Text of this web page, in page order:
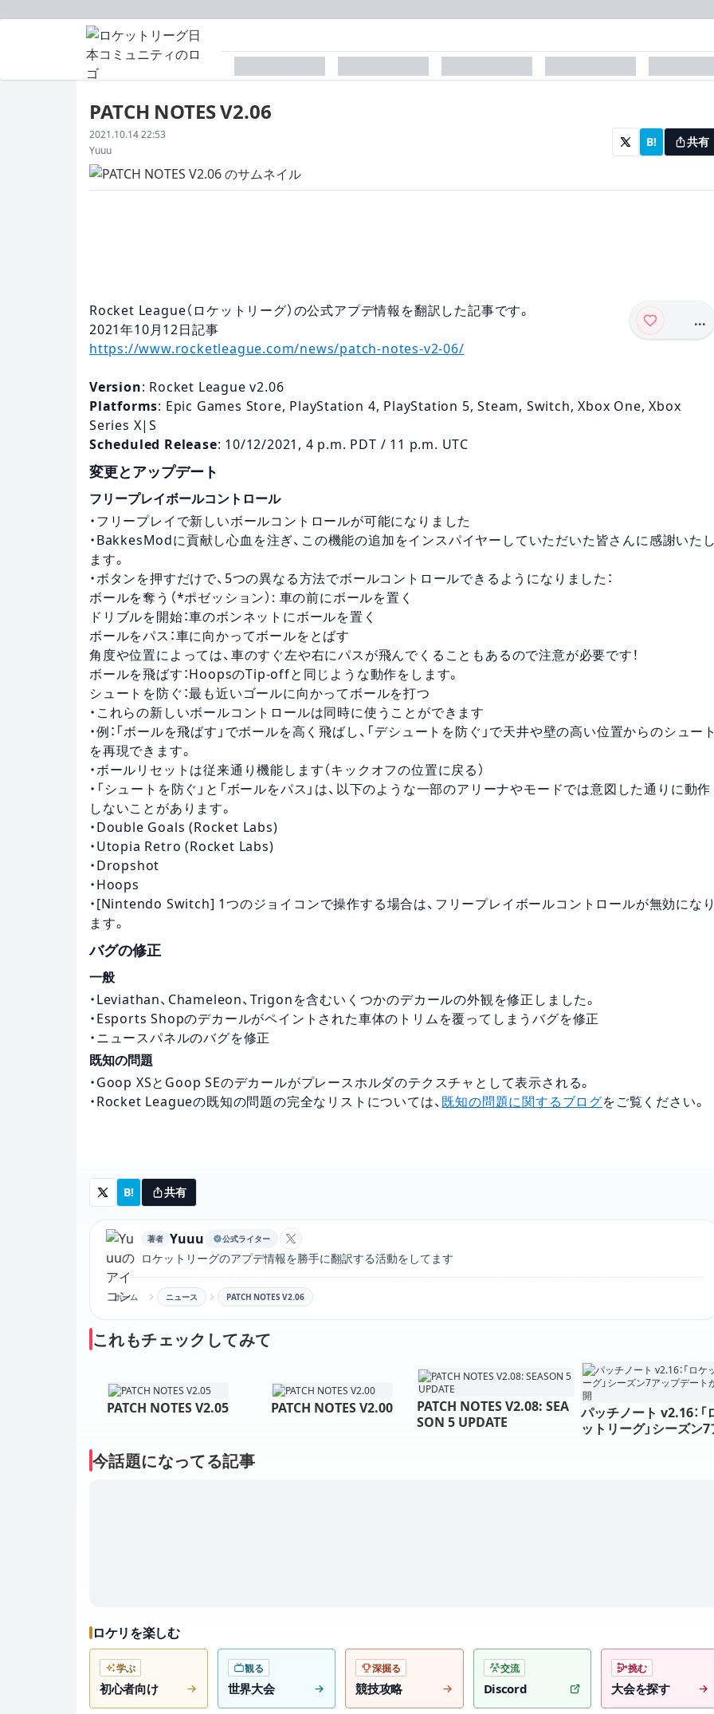
PATCH NOTES V2.06
配信日
2021.10.14 22:53
著者
Yuuu
B! 共有
...
Rocket League（ロケットリーグ）の公式アプデ情報を翻訳した記事です。
2021年10月12 日 記事
https://www.rocketleague.com/news/patch-notes-v2-06/
Version: Rocket League v2.06
Platforms: Epic Games Store, PlayStation 4, PlayStation 5, Steam, Switch, Xbox One, Xbox
Series X|S
Scheduled Release: 10/12/2021, 4 p.m. PDT / 11 p.m. UTC
変更とアップデート
フリープレイボールコントロール
・フリープレイで新しいボールコントロールが可能になりました
・BakkesModに貢献し心血を注ぎ、この機能の追加をインスパイヤーしていただいた皆さんに感謝いたし
ます。
・ボタンを押すだけで、5つの異なる方法でボールコントロールできるようになりました：
ボールを奪う（*ポゼッション）: 車の前にボールを置く
ドリブルを開始：車のボンネットにボールを置く
ボールをパス：車に向かってボールをとばす
角度や位置によっては、車のすぐ左や右にパスが飛んでくることもあるので注意が必要です！
ボールを飛ばす：HoopsのTip-offと同じような動作をします。
シュートを防ぐ：最も近いゴールに向かってボールを打つ
・これらの新しいボールコントロールは同時に使うことができます
・例：「ボールを飛ばす」でボールを高く飛ばし、「デシュートを防ぐ」で天井や壁の高い位置からのシュート
を再現できます。
・ボールリセットは従来通り機能します（キックオフの位置に戻る）
・「シュートを防ぐ」と「ボールをパス」は、以下のような一部のアリーナやモードでは意図した通りに動作
しないことがあります。
・Double Goals (Rocket Labs)
・Utopia Retro (Rocket Labs)
・Dropshot
・Hoops
・[Nintendo Switch] 1つのジョイコンで操作する場合は、フリープレイボールコントロールが無効になり
ます。
バグの修正
一般
・Leviathan、Chameleon、Trigonを含むいくつかのデカールの外観を修正しました。
・Esports Shopのデカールがペイントされた車体のトリムを覆ってしまうバグを修正
・ニュースパネルのバグを修正
既知の問題
・Goop XSとGoop SEのデカールがプレースホルダのテクスチャとして表示される。
・Rocket Leagueの既知の問題の完全なリストについては、 既知の問題に関するブログをご覧ください。
B! 共有
著者 Yuuu 公式ライター
YuuuのXアカウントリンク
ロケットリーグのアプデ情報を勝手に翻訳する活動をしてます
ホーム ニュース PATCH NOTES V2.06
これもチェックしてみて
PATCH NOTES V2.05 PATCH NOTES V2.00
PATCH NOTES V2.08: SEA
SON 5 UPDATE
パッチノート v2.16：「
ットリーグ」シーズン7
今話題になってる記事
ロケリを楽しむ
学ぶ
初心者向け
観る
世界大会
深掘る
競技攻略
交流
Discord
挑む
大会を探す